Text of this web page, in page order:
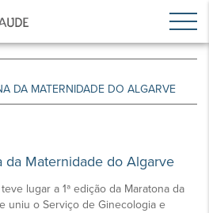
DA MATERNIDADE DO ALGARVE
da Maternidade do Algarve
lugar a 1ª edição da Maratona da
uniu o Serviço de Ginecologia e